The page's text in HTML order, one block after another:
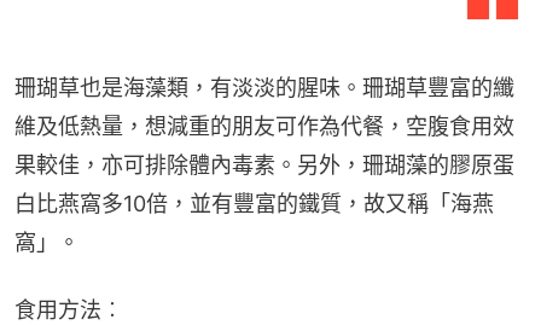
珊瑚草也是海藻類，有淡淡的腥味。珊瑚草豐富的纖
維及低熱量，想減重的朋友可作為代餐，空腹食用效
果較佳，亦可排除體內毒素。另外，珊瑚藻的膠原蛋
白比燕窩多10倍，並有豐富的鐵質，故又稱「海燕
窩」。
食用方法︰